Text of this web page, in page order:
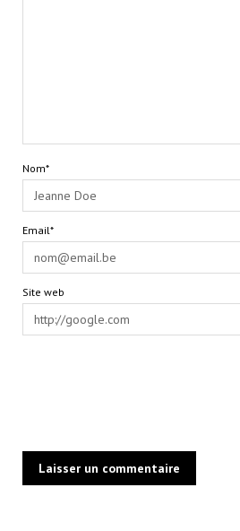
Nom*
Email*
Site web